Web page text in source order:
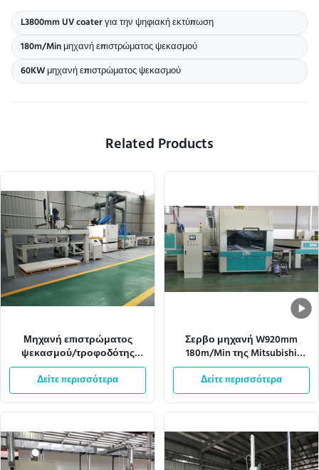
L3800mm UV coater για την ψηφιακή εκτύπωση
180m/Min μηχανή επιστρώματος ψεκασμού
60KW μηχανή επιστρώματος ψεκασμού
Related Products
Μηχανή επιστρώματος
ψεκασμού/τροφοδότης
10M/Min φλυτζανιών
αναρρόφησης
Δείτε περισσότερα
Σερβο μηχανή W920mm
180m/Min της Mitsubishi
μηχανών επιστρώματος
ψεκασμού
Δείτε περισσότερα